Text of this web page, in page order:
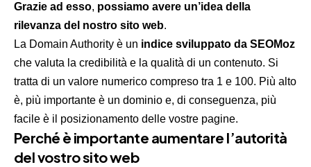
Grazie ad esso, possiamo avere un’idea della
rilevanza del nostro sito web.
La Domain Authority è un indice sviluppato da SEOMoz
che valuta la credibilità e la qualità di un contenuto. Si
tratta di un valore numerico compreso tra 1 e 100. Più alto
è, più importante è un dominio e, di conseguenza, più
facile è il posizionamento delle vostre pagine.
Perché è importante aumentare l’autorità
del vostro sito web